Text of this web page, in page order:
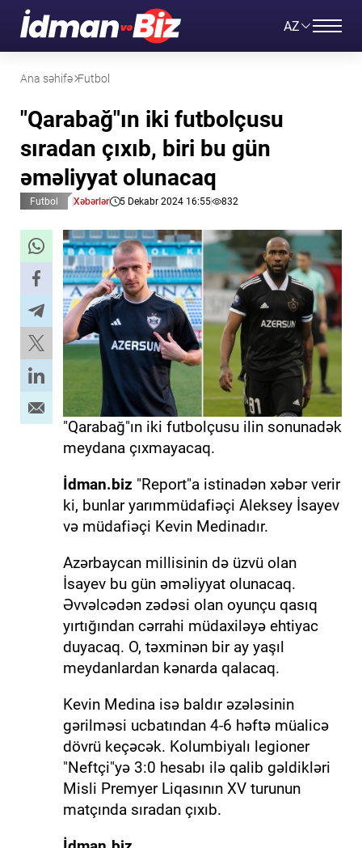
AZ
Ana səhifə Futbol
"Qarabağ"ın iki futbolçusu
sıradan çıxıb, biri bu gün
əməliyyat olunacaq
Futbol Xəbərlər 5 Dekabr 2024 16:55 832
"Qarabağ"ın iki futbolçusu ilin sonunadək
meydana çıxmayacaq.
İdman.biz "Report"a istinadən xəbər verir
ki, bunlar yarımmüdafiəçi Aleksey İsayev
və müdafiəçi Kevin Medinadır.
Azərbaycan millisinin də üzvü olan
İsayev bu gün əməliyyat olunacaq.
Əvvəlcədən zədəsi olan oyunçu qasıq
yırtığından cərrahi müdaxiləyə ehtiyac
duyacaq. O, təxminən bir ay yaşıl
meydanlardan kənarda qalacaq.
Kevin Medina isə baldır əzələsinin
gərilməsi ucbatından 4-6 həftə müalicə
dövrü keçəcək. Kolumbiyalı legioner
"Neftçi"yə 3:0 hesabı ilə qalib gəldikləri
Misli Premyer Liqasının XV turunun
matçında sıradan çıxıb.